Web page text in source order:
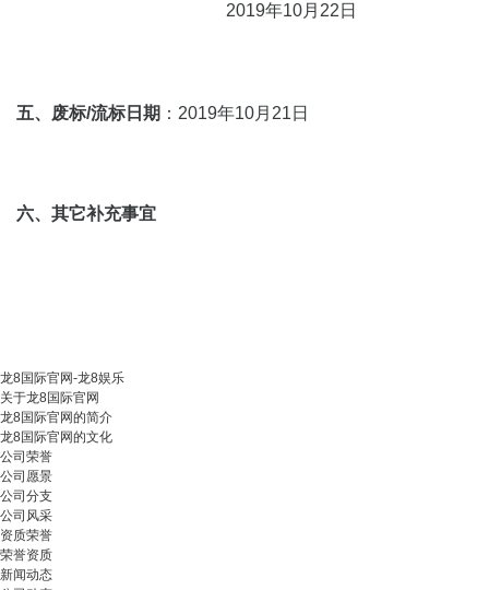
2019年10月22日
五、废标/流标日期 ：2019年10月21日
六、其它补充事宜
龙8国际官网-龙8娱乐
关于龙8国际官网
龙8国际官网的简介
龙8国际官网的文化
公司荣誉
公司愿景
公司分支
公司风采
资质荣誉
荣誉资质
新闻动态